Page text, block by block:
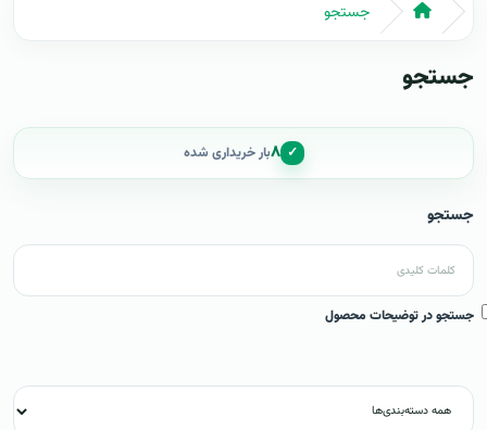
جستجو
جستجو
✓ ۸بار خریداری شده
جستجو
جستجو در توضیحات محصول